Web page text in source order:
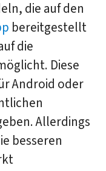
die auf den
bereitgestellt
die
Diese
Android oder
Allerdings
besseren